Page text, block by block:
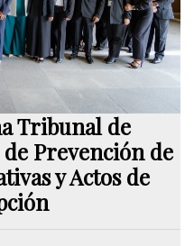
Tribunal de
Prevención de
y Actos de